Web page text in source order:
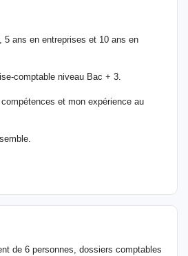
5 ans en entreprises et 10 ans en
comptable niveau Bac + 3.
et mon expérience au
de 6 personnes, dossiers comptables